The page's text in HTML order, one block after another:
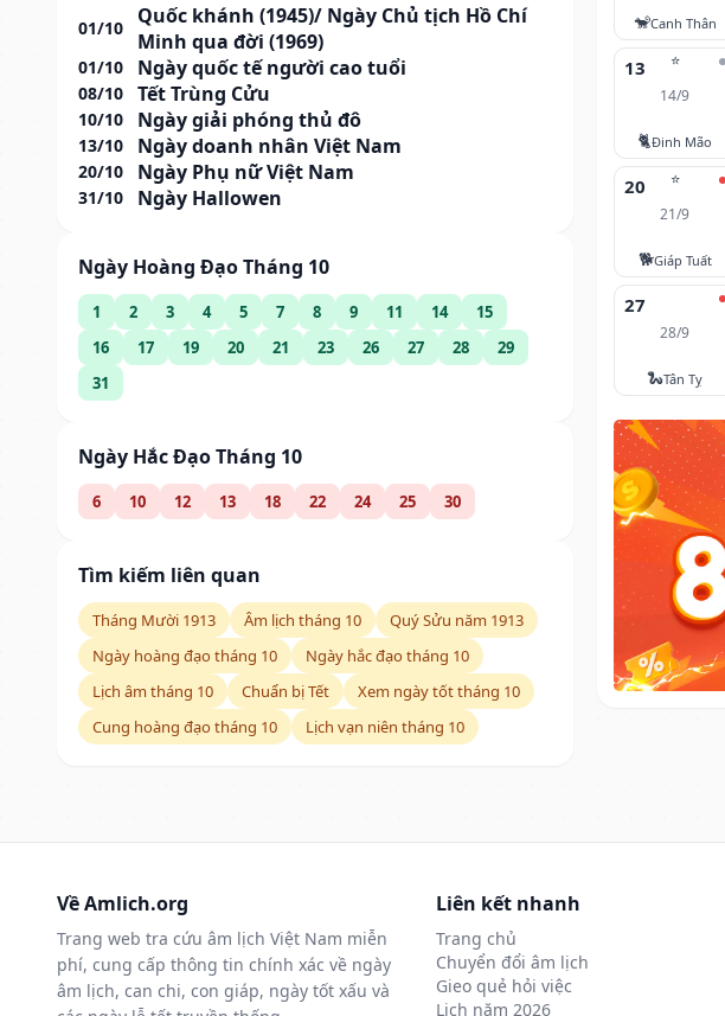
01/10
Quốc khánh (1945)/ Ngày Chủ tịch Hồ Chí
Minh qua đời (1969)
01/10 Ngày quốc tế người cao tuổi
08/10 Tết Trùng Cửu
10/10 Ngày giải phóng thủ đô
13/10 Ngày doanh nhân Việt Nam
20/10 Ngày Phụ nữ Việt Nam
31/10 Ngày Hallowen
Ngày Hoàng Đạo Tháng 10
1 2 3 4 5 7 8 9 11 14
15
16
17 19 20 21 23 26 27 28
29
31
Ngày Hắc Đạo Tháng 10
6 10 12 13 18 22 24 25 30
Tìm kiếm liên quan
Tháng Mười 1913 Âm lịch tháng 10
Quý Sửu năm 1913
Ngày hoàng đạo tháng 10
Ngày hắc đạo tháng 10
Lịch âm tháng 10
Chuẩn bị Tết
Xem ngày tốt tháng 10
Cung hoàng đạo tháng 10
Lịch vạn niên tháng 10
🐒Canh Thân
⭐
13
14/9
🐈Đinh Mão
⭐
20
21/9
🐕Giáp Tuất
27
28/9
🐍Tân Tỵ
Về Amlich.org
Trang web tra cứu âm lịch Việt Nam miễn
phí, cung cấp thông tin chính xác về ngày
âm lịch, can chi, con giáp, ngày tốt xấu và
Liên kết nhanh
Trang chủ
Chuyển đổi âm lịch
Gieo quẻ hỏi việc
Lịch năm 2026